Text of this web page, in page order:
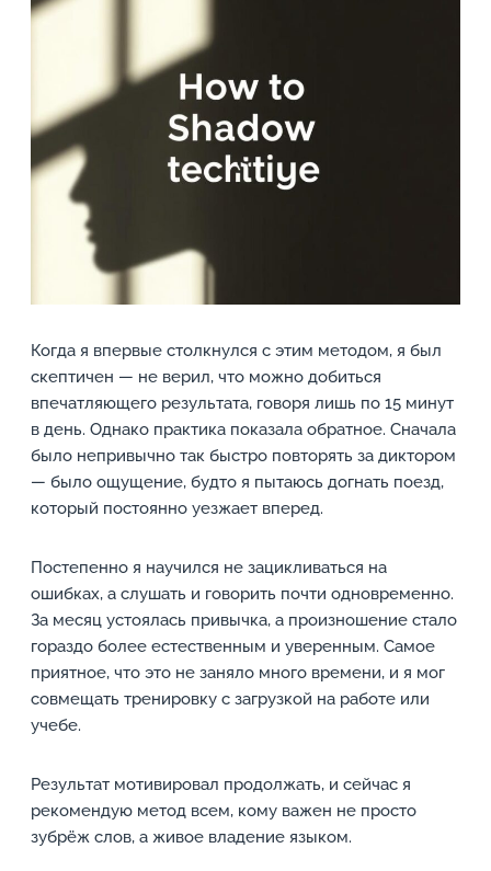
Когда я впервые столкнулся с этим методом, я был
скептичен — не верил, что можно добиться
впечатляющего результата, говоря лишь по 15 минут
в день. Однако практика показала обратное. Сначала
было непривычно так быстро повторять за диктором
— было ощущение, будто я пытаюсь догнать поезд,
который постоянно уезжает вперед.
Постепенно я научился не зацикливаться на
ошибках, а слушать и говорить почти одновременно.
За месяц устоялась привычка, а произношение стало
гораздо более естественным и уверенным. Самое
приятное, что это не заняло много времени, и я мог
совмещать тренировку с загрузкой на работе или
учебе.
Результат мотивировал продолжать, и сейчас я
рекомендую метод всем, кому важен не просто
зубрёж слов, а живое владение языком.